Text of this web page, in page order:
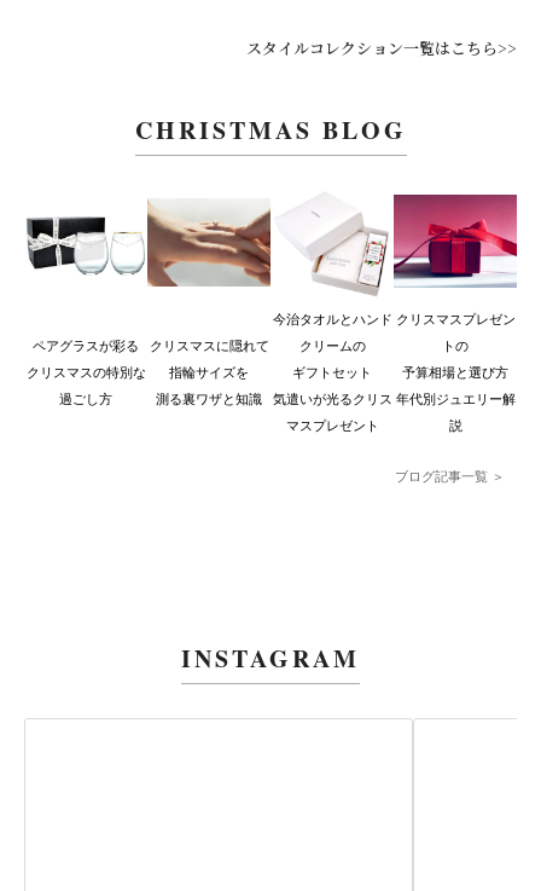
スタイルコレクション一覧はこちら>>
CHRISTMAS BLOG
ペアグラスが彩る
クリスマスの特別な
過ごし方
クリスマスに隠れて
指輪サイズを
測る裏ワザと知識
今治タオルとハンド
クリームの
ギフトセット
気遣いが光るクリス
マスプレゼント
クリスマスプレゼン
トの
予算相場と選び方
年代別ジュエリー解
説
ブログ記事一覧 ＞
INSTAGRAM